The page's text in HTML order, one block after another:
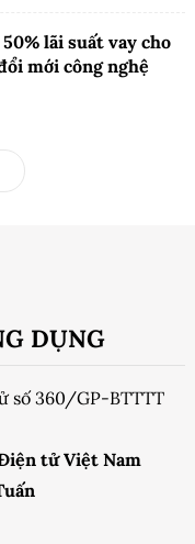
lãi suất vay cho
mới công nghệ
DỤNG
số 360/GP-BTTTT
tử Việt Nam